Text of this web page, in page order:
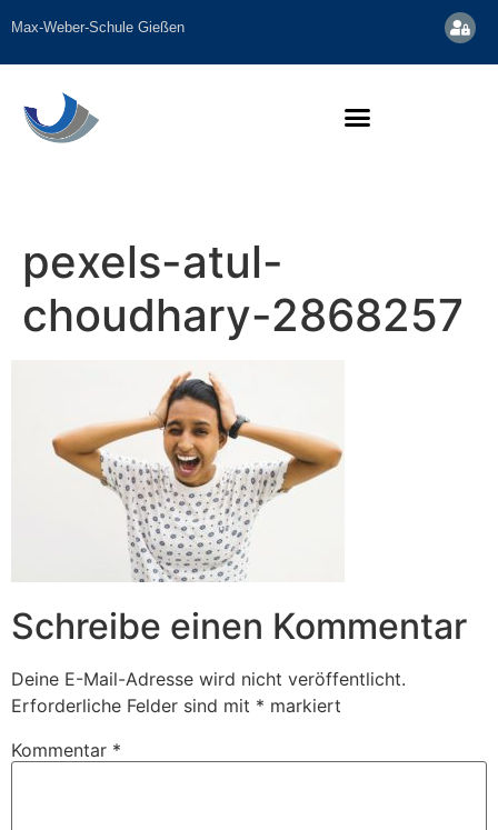
springen
Max-Weber-Schule Gießen
pexels-atul-
choudhary-2868257
Schreibe einen Kommentar
Deine E-Mail-Adresse wird nicht veröffentlicht.
Erforderliche Felder sind mit * markiert
Kommentar *